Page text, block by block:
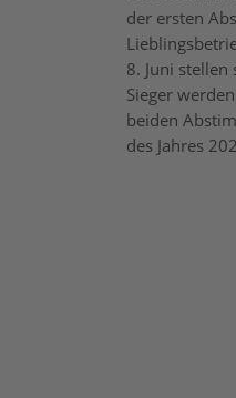
der ersten
8. Juni
Sieger
beiden
des Jahres